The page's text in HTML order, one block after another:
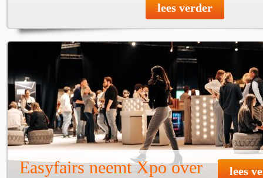
lees verder
Easyfairs neemt Xpo over lees